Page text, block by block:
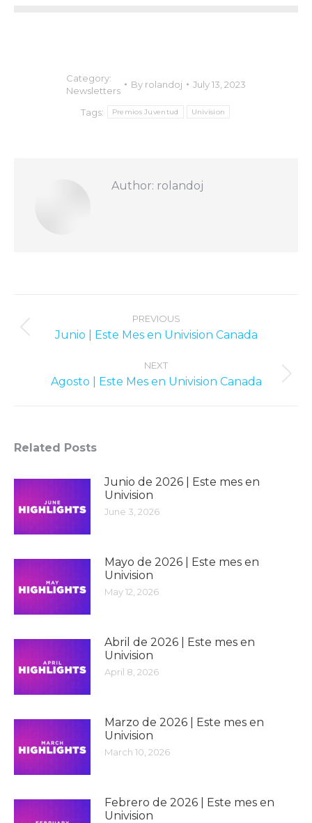
Category:
Newsletters
By rolandoj July 13, 2023
Tags: Premios Juventud Univision
Author: rolandoj
PREVIOUS
Previous
Junio | Este Mes en Univision Canada
NEXT
Next
Agosto | Este Mes en Univision Canada
Related Posts
Junio ​​de 2026 | Este mes en
Univision
June 3, 2026
Mayo de 2026 | Este mes en
Univision
May 12, 2026
Abril de 2026 | Este mes en
Univision
April 8, 2026
Marzo de 2026 | Este mes en
Univision
March 10, 2026
Febrero de 2026 | Este mes en
Univision